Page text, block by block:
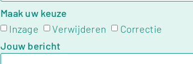
Maak uw keuze
Inzage
Verwijderen
Correctie
Jouw bericht